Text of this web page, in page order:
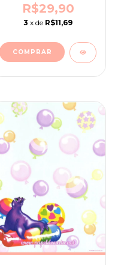
R$29,90
3 x de R$11,69